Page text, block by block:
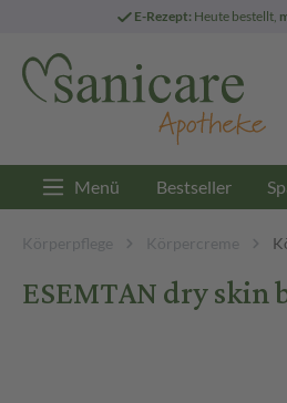
E-Rezept: Heute bestellt,
Menü Bestseller
Körperpflege Körpercreme
ESEMTAN dry skin